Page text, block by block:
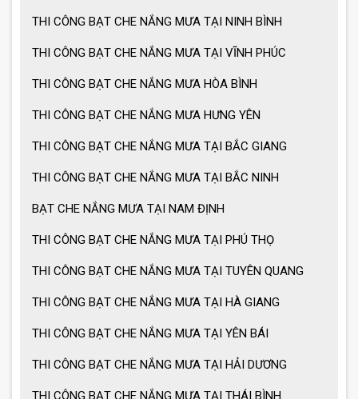
Lưu ý khi sử dụng ô dù che nắng mưa
Ưu điểm ô dù che nắng mưa
Cách chọn ô dù che nắng mưa
Ô dù che nắng mưa giá tốt
Ô dù che nắng mưa loại lớn
NHẤT 2021
THI CÔNG BẠT CHE NẮNG MƯA TẠI NINH BÌNH
THI CÔNG BẠT CHE NẮNG MƯA TẠI VĨNH PHÚC
THI CÔNG BẠT CHE NẮNG MƯA HÒA BÌNH
THI CÔNG BẠT CHE NẮNG MƯA HƯNG YÊN
THI CÔNG BẠT CHE NẮNG MƯA TẠI BẮC GIANG
THI CÔNG BẠT CHE NẮNG MƯA TẠI BẮC NINH
BẠT CHE NẮNG MƯA TẠI NAM ĐỊNH
THI CÔNG BẠT CHE NẮNG MƯA TẠI PHÚ THỌ
THI CÔNG BẠT CHE NẮNG MƯA TẠI TUYÊN QUANG
THI CÔNG BẠT CHE NẮNG MƯA TẠI HÀ GIANG
THI CÔNG BẠT CHE NẮNG MƯA TẠI YÊN BÁI
THI CÔNG BẠT CHE NẮNG MƯA TẠI HẢI DƯƠNG
THI CÔNG BẠT CHE NẮNG MƯA TẠI THÁI BÌNH